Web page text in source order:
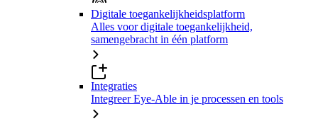
Digitale toegankelijkheidsplatform
Alles voor digitale toegankelijkheid,
samengebracht in één platform
Integraties
Integreer Eye-Able in je processen en tools